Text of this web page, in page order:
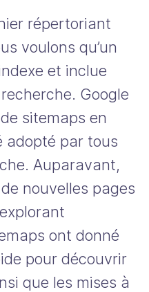
répertoriant
voulons qu’un
et inclue
Google
sitemaps en
adopté par tous
Auparavant,
nouvelles pages
ont donné
pour découvrir
que les mises à